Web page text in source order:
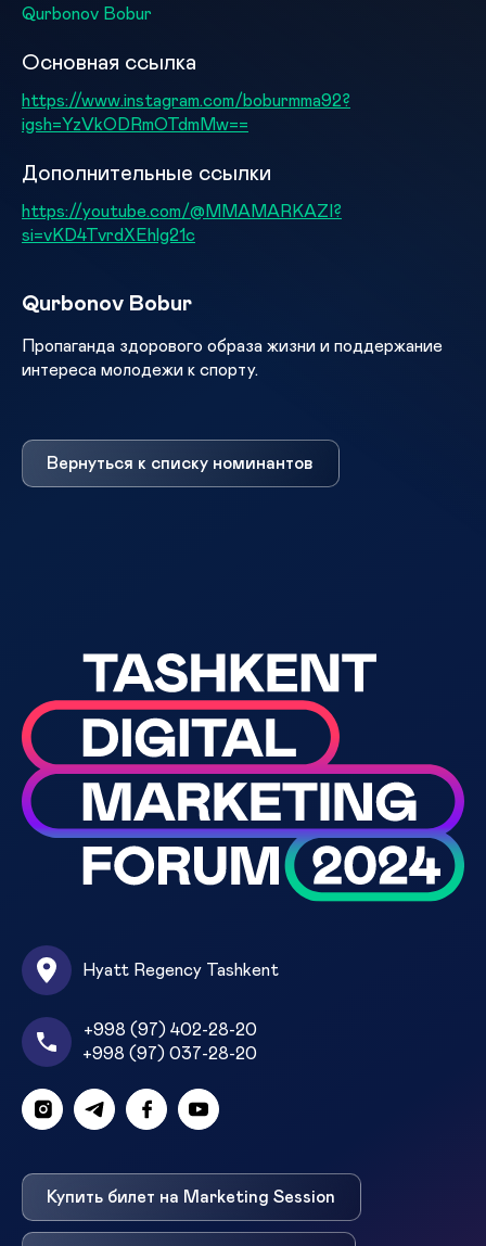
Qurbonov Bobur
Основная ссылка
https://www.instagram.com/boburmma92?
igsh=YzVkODRmOTdmMw==
Дополнительные ссылки
https://youtube.com/@MMAMARKAZI?
si=vKD4TvrdXEhlg21c
Qurbonov Bobur
Пропаганда здорового образа жизни и поддержание
интереса молодежи к спорту.
Вернуться к списку номинантов
Hyatt Regency Tashkent
+998 (97) 402-28-20
+998 (97) 037-28-20
Купить билет на Marketing Session